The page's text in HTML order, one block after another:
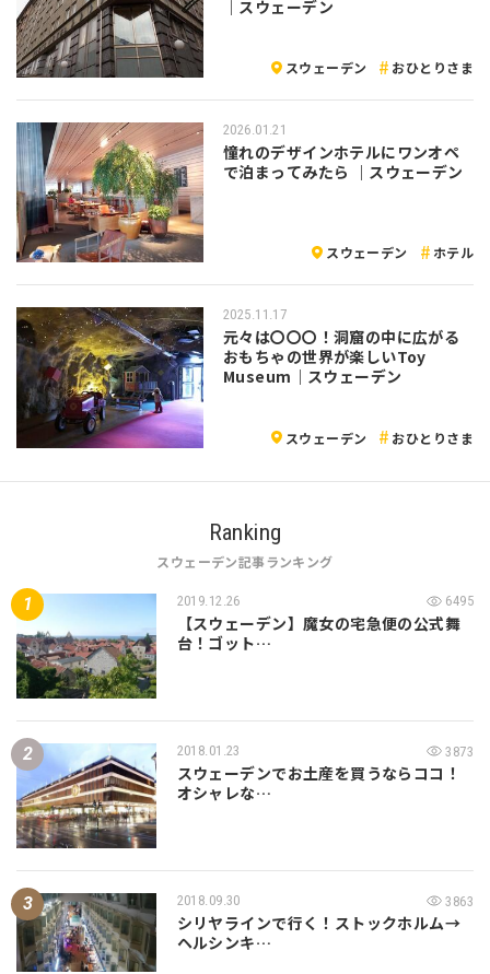
｜スウェーデン
スウェーデン おひとりさま
2026.01.21
憧れのデザインホテルにワンオペ
で泊まってみたら ｜スウェーデン
スウェーデン ホテル
2025.11.17
元々は〇〇〇！洞窟の中に広がる
おもちゃの世界が楽しいToy
Museum｜スウェーデン
スウェーデン おひとりさま
Ranking
スウェーデン記事ランキング
2019.12.26 6495
【スウェーデン】魔女の宅急便の公式舞
台！ゴット…
2018.01.23 3873
スウェーデンでお土産を買うならココ！
オシャレな…
2018.09.30 3863
シリヤラインで行く！ストックホルム→
ヘルシンキ…